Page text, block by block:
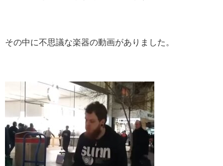
その中に不思議な楽器の動画がありました。